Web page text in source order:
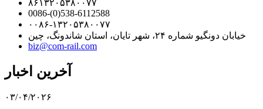
۸۶۱۳۲۰۵۳۸۰۰۷۷
0086-(0)538-6112588
۰۰۸۶-۱۳۲۰۵۳۸۰۰۷۷
خیابان دونگیو شماره ۲۴، شهر تایان، استان شاندونگ، چین
biz@com-rail.com
آخرین اخبار
۰۳/۰۴/۲۰۲۶